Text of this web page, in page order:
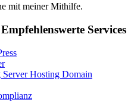
mit meiner Mithilfe.
Empfehlenswerte Services